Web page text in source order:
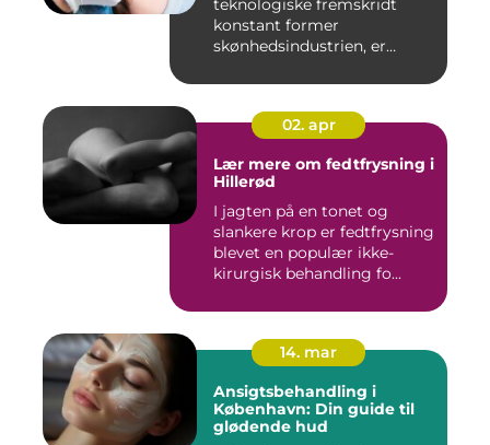
teknologiske fremskridt
konstant former
skønhedsindustrien, er
02. apr
Lær mere om fedtfrysning i
Hillerød
I jagten på en tonet og
slankere krop er fedtfrysning
blevet en populær ikke-
kirurgisk behandling fo...
14. mar
Ansigtsbehandling i
København: Din guide til
glødende hud